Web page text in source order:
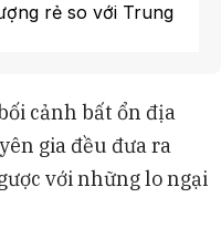
rẻ so với Trung
cực về Việt Nam.
Việt Nam cần tập
lành nghề, nâng
tảng pháp lý.
phủ Việt Nam
cảnh bất ổn địa
gia đều đưa ra
với những lo ngại